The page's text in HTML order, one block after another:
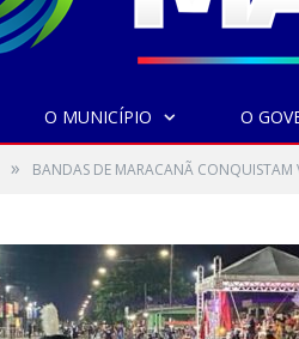
O MUNICÍPIO O
» BANDAS DE MARACANÃ CONQUISTAM